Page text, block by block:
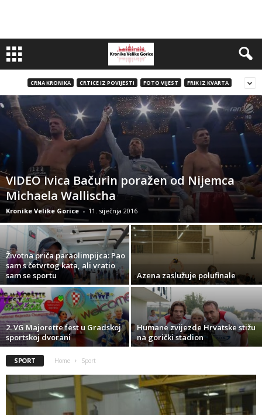
CRNA KRONIKA CRTICE IZ POVIJESTI FOTO VIJEST FRIK IZ KVARTA
VIDEO Ivica Bačurin poražen od Nijemca
Michaela Wallischa
Kronike Velike Gorice - 11. siječnja 2016
Životna priča paraolimpijca: Pao
sam s četvrtog kata, ali vratio
sam se sportu
Azena zaslužuje polufinale
2. VG Majorette fest u Gradskoj
sportskoj dvorani
Humane zvijezde Hrvatske stižu
na gorički stadion
SPORT Home Sport